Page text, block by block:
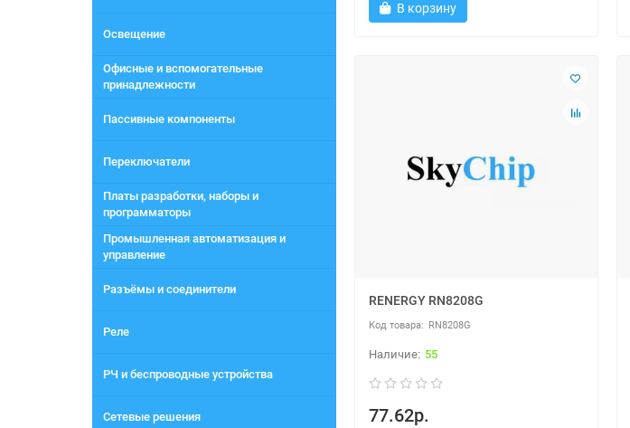
Освещение
Офисные и вспомогательные
принадлежности
Пассивные компоненты
Переключатели
Платы разработки, наборы и
программаторы
Промышленная автоматизация и
управление
Разъёмы и соединители
Реле
РЧ и беспроводные устройства
Сетевые решения
В корзину
RENERGY RN8208G
RN8208G
55
77.62р.